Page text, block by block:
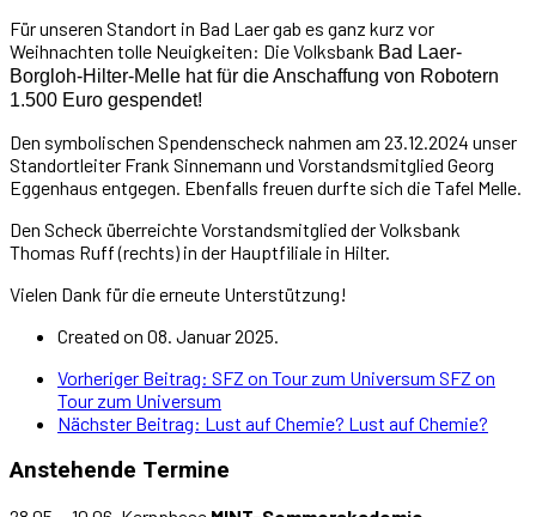
Für unseren Standort in Bad Laer gab es ganz kurz vor
Weihnachten tolle Neuigkeiten: Die Volksbank Bad Laer-
Borgloh-Hilter-Melle hat für die Anschaffung von Robotern
1.500 Euro gespendet!
Den symbolischen Spendenscheck nahmen am 23.12.2024 unser
Standortleiter Frank Sinnemann und Vorstandsmitglied Georg
Eggenhaus entgegen. Ebenfalls freuen durfte sich die Tafel Melle.
Den Scheck überreichte Vorstandsmitglied der Volksbank
Thomas Ruff (rechts) in der Hauptfiliale in Hilter.
Vielen Dank für die erneute Unterstützung!
Created on 08. Januar 2025.
Vorheriger Beitrag: SFZ on Tour zum Universum SFZ on
Tour zum Universum
Nächster Beitrag: Lust auf Chemie? Lust auf Chemie?
Anstehende Termine